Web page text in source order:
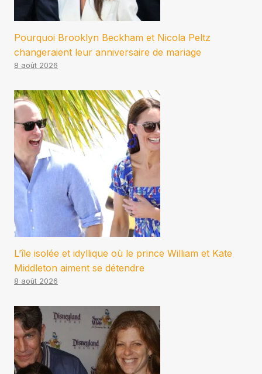
Pourquoi Brooklyn Beckham et Nicola Peltz
changeraient leur anniversaire de mariage
8 août 2026
L’île isolée et idyllique où le prince William et Kate
Middleton aiment se détendre
8 août 2026